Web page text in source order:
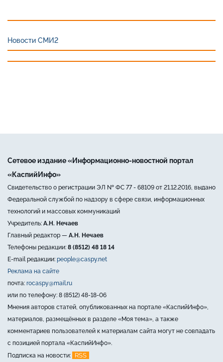
Новости СМИ2
Сетевое издание «Информационно-новостной портал
«КаспийИнфо»
Свидетельство о регистрации ЭЛ № ФС 77 - 68109 от 21.12.2016, выдано
Федеральной службой по надзору в сфере связи, информационных
технологий и массовых коммуникаций
Учредитель: А.Н. Нечаев
Главный редактор — А.Н. Нечаев
Телефоны редакции: 8 (8512) 48 18 14
E-mail редакции: people@caspy.net
Реклама на сайте
почта: rocaspy@mail.ru
или по телефону: 8 (8512) 48-18-06
Мнения авторов статей, опубликованных на портале «КаспийИнфо»,
материалов, размещённых в разделе «Моя тема», а также
комментариев пользователей к материалам сайта могут не совпадать
с позицией портала «КаспийИнфо».
Подписка на новости:
RSS